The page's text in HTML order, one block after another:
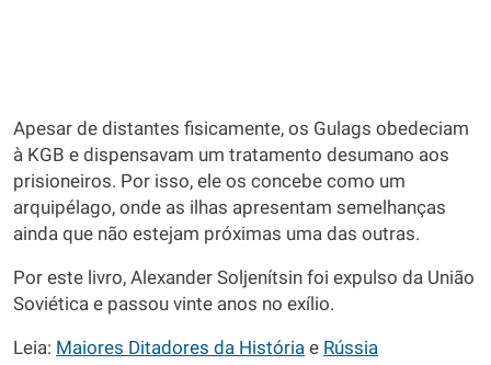
Apesar de distantes fisicamente, os Gulags obedeciam
à KGB e dispensavam um tratamento desumano aos
prisioneiros. Por isso, ele os concebe como um
arquipélago, onde as ilhas apresentam semelhanças
ainda que não estejam próximas uma das outras.
Por este livro, Alexander Soljenítsin foi expulso da União
Soviética e passou vinte anos no exílio.
Leia: Maiores Ditadores da História e Rússia